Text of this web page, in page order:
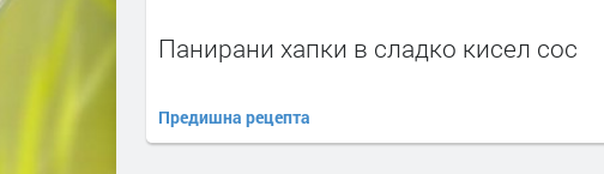
Панирани хапки в сладко кисел сос
Предишна рецепта